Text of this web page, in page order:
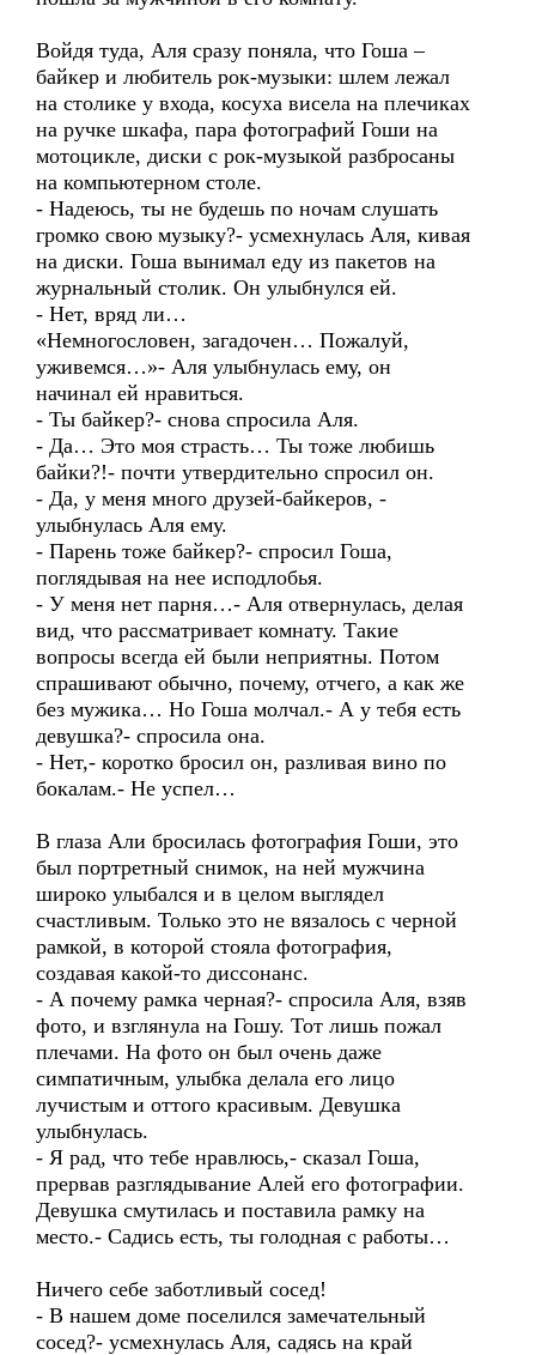
Войдя туда, Аля сразу поняла, что Гоша –
байкер и любитель рок-музыки: шлем лежал
на столике у входа, косуха висела на плечиках
на ручке шкафа, пара фотографий Гоши на
мотоцикле, диски с рок-музыкой разбросаны
на компьютерном столе.
- Надеюсь, ты не будешь по ночам слушать
громко свою музыку?- усмехнулась Аля, кивая
на диски. Гоша вынимал еду из пакетов на
журнальный столик. Он улыбнулся ей.
- Нет, вряд ли…
«Немногословен, загадочен… Пожалуй,
уживемся…»- Аля улыбнулась ему, он
начинал ей нравиться.
- Ты байкер?- снова спросила Аля.
- Да… Это моя страсть… Ты тоже любишь
байки?!- почти утвердительно спросил он.
- Да, у меня много друзей-байкеров, -
улыбнулась Аля ему.
- Парень тоже байкер?- спросил Гоша,
поглядывая на нее исподлобья.
- У меня нет парня…- Аля отвернулась, делая
вид, что рассматривает комнату. Такие
вопросы всегда ей были неприятны. Потом
спрашивают обычно, почему, отчего, а как же
без мужика… Но Гоша молчал.- А у тебя есть
девушка?- спросила она.
- Нет,- коротко бросил он, разливая вино по
бокалам.- Не успел…
В глаза Али бросилась фотография Гоши, это
был портретный снимок, на ней мужчина
широко улыбался и в целом выглядел
счастливым. Только это не вязалось с черной
рамкой, в которой стояла фотография,
создавая какой-то диссонанс.
- А почему рамка черная?- спросила Аля, взяв
фото, и взглянула на Гошу. Тот лишь пожал
плечами. На фото он был очень даже
симпатичным, улыбка делала его лицо
лучистым и оттого красивым. Девушка
улыбнулась.
- Я рад, что тебе нравлюсь,- сказал Гоша,
прервав разглядывание Алей его фотографии.
Девушка смутилась и поставила рамку на
место.- Садись есть, ты голодная с работы…
Ничего себе заботливый сосед!
- В нашем доме поселился замечательный
сосед?- усмехнулась Аля, садясь на край